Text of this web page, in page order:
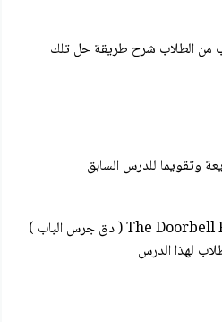
من الطلاب شرح طريقة حل تلك
وتقويما للدرس السابق
اقرأ أحد الكتب العامة مثل The Doorbell Rang ( دق جرس الباب )
لهذا الدرس